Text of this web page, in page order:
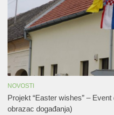
NOVOSTI
Projekt “Easter wishes” –
obrazac događanja)